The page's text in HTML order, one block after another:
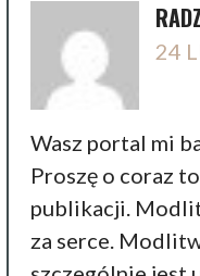
24
Wasz portal mi
Proszę o coraz
publikacji.
za serce.